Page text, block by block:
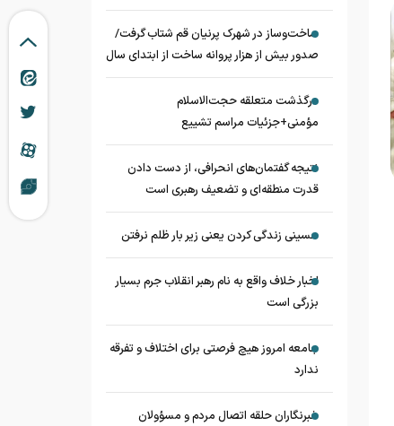
ساخت‌وساز در شهرک پرنیان قم شتاب گرفت/
صدور بیش از هزار پروانه ساخت از ابتدای سال
درگذشت متعلقه حجت‌الاسلام
مؤمنی+جزئیات مراسم تشییع
نتیجه گفتمان‌های انحرافی، از دست دادن
قدرت منطقه‌ای و تضعیف رهبری است
حسینی زندگی کردن یعنی زیر بار ظلم نرفتن
اخبار خلاف واقع به نام رهبر انقلاب جرم بسیار
بزرگی است
جامعه امروز هیچ فرصتی برای اختلاف و تفرقه
ندارد
خبرنگاران حلقه اتصال مردم و مسؤولان